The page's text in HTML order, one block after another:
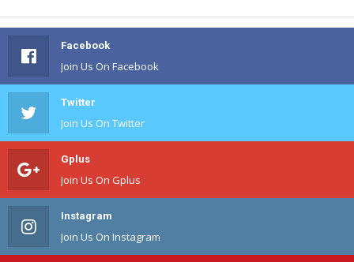
Facebook
Join Us On Facebook
Twitter
Join Us On Twitter
Gplus
Join Us On Gplus
Instagram
Join Us On Instagram